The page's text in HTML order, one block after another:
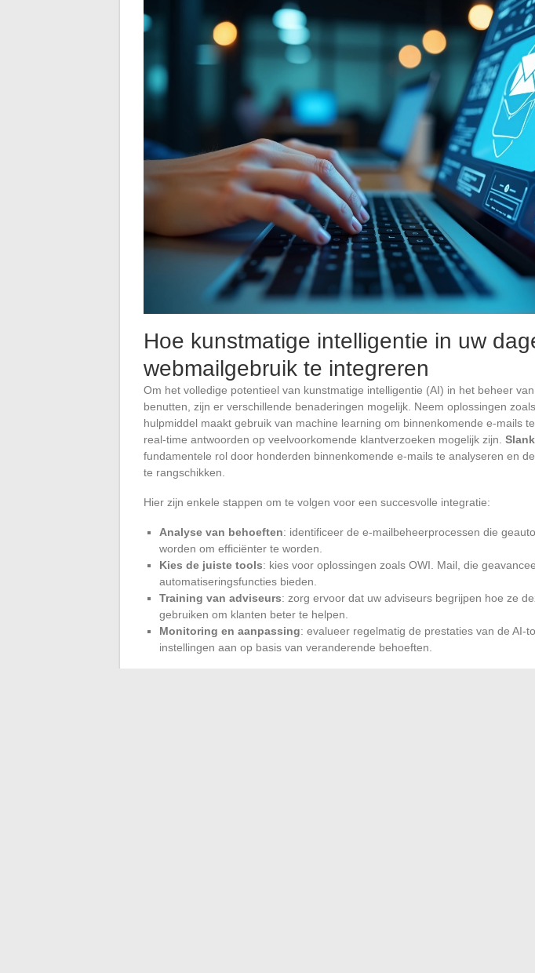
Hoe kunstmatige intelligentie in uw
webmailgebruik te integreren
Om het volledige potentieel van kunstmatige intelligentie (AI) in het beheer
benutten, zijn er verschillende benaderingen mogelijk. Neem oplossingen zoals
hulpmiddel maakt gebruik van machine learning om binnenkomende e-mails
real-time antwoorden op veelvoorkomende klantverzoeken mogelijk zijn.
fundamentele rol door honderden binnenkomende e-mails te analyseren en
te rangschikken.
Hier zijn enkele stappen om te volgen voor een succesvolle integratie:
Analyse van behoeften: identificeer de e-mailbeheerprocessen die
worden om efficiënter te worden.
Kies de juiste tools: kies voor oplossingen zoals OWI. Mail, die
automatiseringsfuncties bieden.
Training van adviseurs: zorg ervoor dat uw adviseurs begrijpen hoe ze
gebruiken om klanten beter te helpen.
Monitoring en aanpassing: evalueer regelmatig de prestaties van de AI-
instellingen aan op basis van veranderende behoeften.